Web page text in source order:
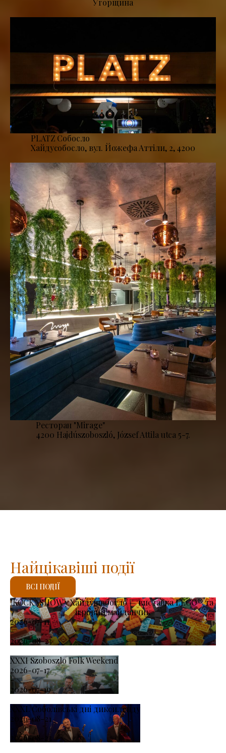
Угорщина
PLATZ Собосло
Хайдусобосло, вул. Йожефа Аттіли, 2, 4200
Ресторан "Mirage''
4200 Hajdúszoboszló, József Attila utca 5-7.
KOCKASHOW у Хайдушобосло — виставка LEGO® та
ігровий майданчик
2026-07-11
-
2026-08-23
XXXI Szoboszlo Folk Weekend
2026-07-17
-
2026-07-19
XXXI. Соболівські дні диксиленду
2026-08-21
-
2026-08-23
Найцікавіші події
ВСІ ПОДІЇ